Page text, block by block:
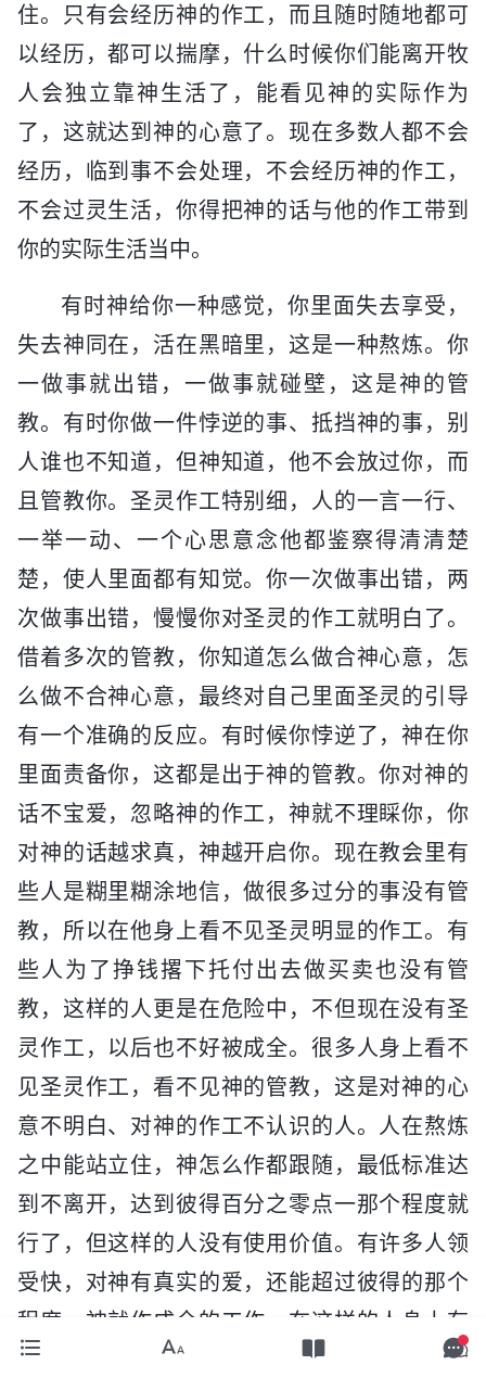
住。只有会经历神的作工，而且随时随地都可
以经历，都可以揣摩，什么时候你们能离开牧
人会独立靠神生活了，能看见神的实际作为
了，这就达到神的心意了。现在多数人都不会
经历，临到事不会处理，不会经历神的作工，
不会过灵生活，你得把神的话与他的作工带到
你的实际生活当中。
有时神给你一种感觉，你里面失去享受，
失去神同在，活在黑暗里，这是一种熬炼。你
一做事就出错，一做事就碰壁，这是神的管
教。有时你做一件悖逆的事、抵挡神的事，别
人谁也不知道，但神知道，他不会放过你，而
且管教你。圣灵作工特别细，人的一言一行、
一举一动、一个心思意念他都鉴察得清清楚
楚，使人里面都有知觉。你一次做事出错，两
次做事出错，慢慢你对圣灵的作工就明白了。
借着多次的管教，你知道怎么做合神心意，怎
么做不合神心意，最终对自己里面圣灵的引导
有一个准确的反应。有时候你悖逆了，神在你
里面责备你，这都是出于神的管教。你对神的
话不宝爱，忽略神的作工，神就不理睬你，你
对神的话越求真，神越开启你。现在教会里有
些人是糊里糊涂地信，做很多过分的事没有管
教，所以在他身上看不见圣灵明显的作工。有
些人为了挣钱撂下托付出去做买卖也没有管
教，这样的人更是在危险中，不但现在没有圣
灵作工，以后也不好被成全。很多人身上看不
见圣灵作工，看不见神的管教，这是对神的心
意不明白、对神的作工不认识的人。人在熬炼
之中能站立住，神怎么作都跟随，最低标准达
到不离开，达到彼得百分之零点一那个程度就
行了，但这样的人没有使用价值。有许多人领
受快，对神有真实的爱，还能超过彼得的那个
程度，神就作成全的工作，在这样的人身上有
管教、有开启，有不合神心意的地方他能马上